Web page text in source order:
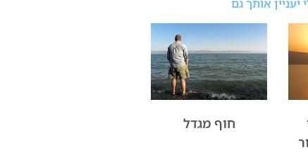
יעניין אותך גם
חוף מגדל